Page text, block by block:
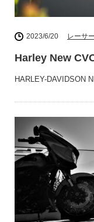
2023/6/20 レーサ
Harley New
HARLEY-DAVIDSON